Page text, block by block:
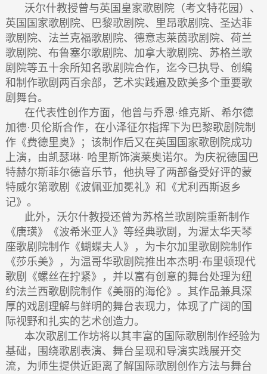
沃尔什教授曾与英国皇家歌剧院（考文特花园）、
英国国家歌剧院、巴黎歌剧院、里昂歌剧院、圣达菲
歌剧院、法兰克福歌剧院、德意志莱茵歌剧院、荷兰
歌剧院、布鲁塞尔歌剧院、加拿大歌剧院、苏格兰歌
剧院等五十余所知名歌剧院合作，迄今已执导、创编
和制作歌剧两百余部，艺术实践遍及欧美多个重要歌
剧舞台。
在代表性创作方面，他曾与乔恩·维克斯、希尔德
加德·贝伦斯合作，在小泽征尔指挥下为巴黎歌剧院制
作《费德里奥》；该制作后又在英国国家歌剧院成功
上演，由凯瑟琳· 哈里斯饰演莱奥诺尔。为庆祝德国巴
特赫尔斯菲尔德音乐节，他执导了两部备受好评的蒙
特威尔第歌剧《波佩亚加冕礼》和《尤利西斯返乡
记》。
此外，沃尔什教授还曾为苏格兰歌剧院重新制作
《唐璜》《波希米亚人》等经典歌剧，为渥太华天琴
座歌剧院制作《蝴蝶夫人》，为卡尔加里歌剧院制作
《莎乐美》，为温哥华歌剧院推出本杰明·布里顿现代
歌剧《螺丝在拧紧》，并以富有创意的舞台处理为纽
约法兰西歌剧院制作《美丽的海伦》。其作品兼具深
厚的戏剧理解与鲜明的舞台表现力，体现了广阔的国
际视野和扎实的艺术创造力。
本次歌剧工作坊将以其丰富的国际歌剧制作经验为
基础，围绕歌剧表演、舞台呈现和导演实践展开交
流，为师生提供近距离了解国际歌剧创作方法与舞台